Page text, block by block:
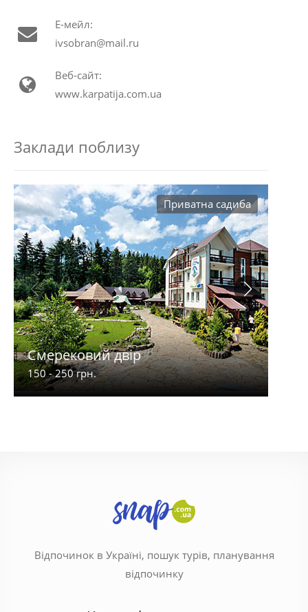
Е-мейл:
ivsobran@mail.ru
Веб-сайт:
www.karpatija.com.ua
Заклади поблизу
Приватна садиба
Смерековий двір
150 - 250 грн.
Відпочинок в Україні, пошук турів, планування
відпочинку